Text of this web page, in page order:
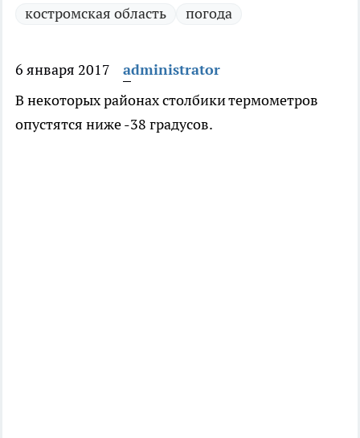
костромская область погода
6 января 2017
administrator
В некоторых районах столбики термометров
опустятся ниже -38 градусов.